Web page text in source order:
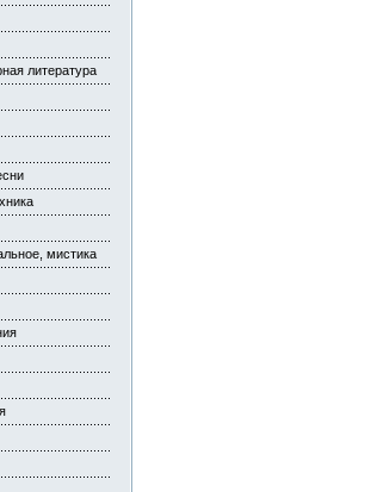
литература
мистика